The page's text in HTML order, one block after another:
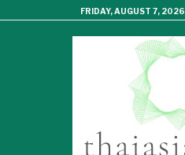
FRIDAY, AUGUST 7, 2026